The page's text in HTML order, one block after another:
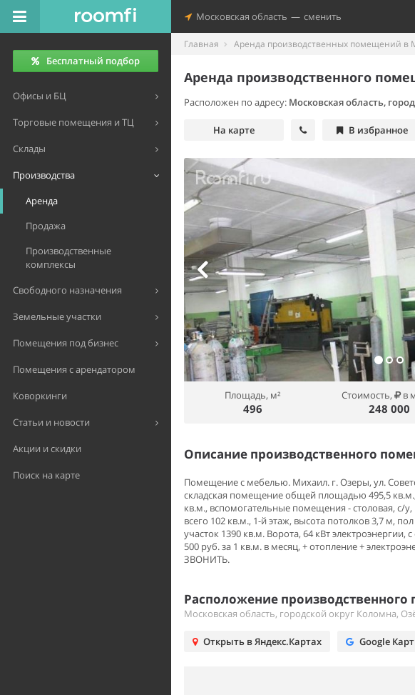
Московская область — сменить
Бесплатный подбор
Офисы и БЦ
Торговые помещения и ТЦ
Склады
Производства
Аренда
Продажа
Производственные
комплексы
Свободного назначения
Земельные участки
Помещения под бизнес
Помещения с арендатором
Коворкинги
Статьи и новости
Акции и скидки
Поиск на карте
Главная Аренда производственных помещений в
Аренда производственного
Расположен по адресу: Московская область,
На карте В избранное
Площадь, м²
496
Стоимость, в
248 000
Описание производственного
Помещение с мебелью. Михаил. г. Озеры, ул.
складская помещение общей площадью 495,5 кв.м.,
кв.м., вспомогательные помещения - столовая, с/
всего 102 кв.м., 1-й этаж, высота потолков 3,7 м,
участок 1390 кв.м. Ворота, 64 кВт электроэнергии,
500 руб. за 1 кв.м. в месяц, + отопление +
ЗВОНИТЬ.
Расположение
Московская область, городской округ Коломна,
Открыть в Яндекс.Картах Google